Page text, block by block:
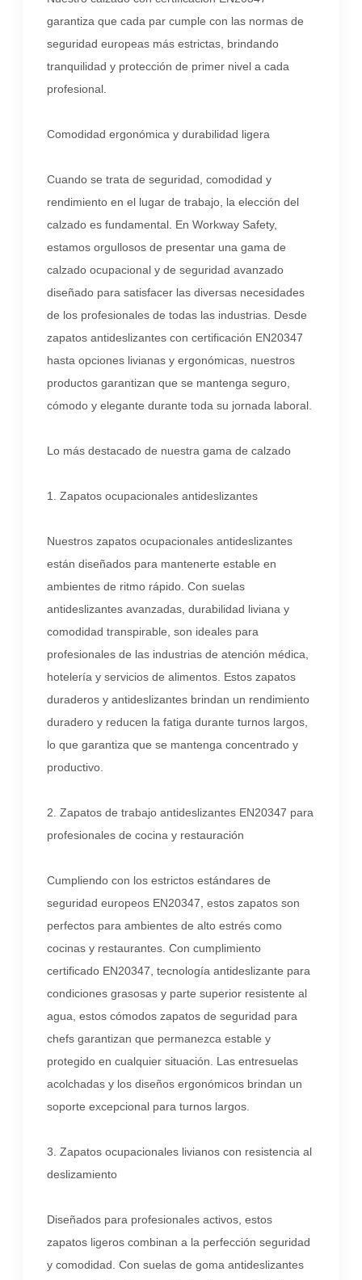
garantiza que cada par cumple con las normas de
seguridad europeas más estrictas, brindando
tranquilidad y protección de primer nivel a cada
profesional.
Comodidad ergonómica y durabilidad ligera
Cuando se trata de seguridad, comodidad y
rendimiento en el lugar de trabajo, la elección del
calzado es fundamental. En Workway Safety,
estamos orgullosos de presentar una gama de
calzado ocupacional y de seguridad avanzado
diseñado para satisfacer las diversas necesidades
de los profesionales de todas las industrias. Desde
zapatos antideslizantes con certificación EN20347
hasta opciones livianas y ergonómicas, nuestros
productos garantizan que se mantenga seguro,
cómodo y elegante durante toda su jornada laboral.
Lo más destacado de nuestra gama de calzado
1. Zapatos ocupacionales antideslizantes
Nuestros zapatos ocupacionales antideslizantes
están diseñados para mantenerte estable en
ambientes de ritmo rápido. Con suelas
antideslizantes avanzadas, durabilidad liviana y
comodidad transpirable, son ideales para
profesionales de las industrias de atención médica,
hotelería y servicios de alimentos. Estos zapatos
duraderos y antideslizantes brindan un rendimiento
duradero y reducen la fatiga durante turnos largos,
lo que garantiza que se mantenga concentrado y
productivo.
2. Zapatos de trabajo antideslizantes EN20347 para
profesionales de cocina y restauración
Cumpliendo con los estrictos estándares de
seguridad europeos EN20347, estos zapatos son
perfectos para ambientes de alto estrés como
cocinas y restaurantes. Con cumplimiento
certificado EN20347, tecnología antideslizante para
condiciones grasosas y parte superior resistente al
agua, estos cómodos zapatos de seguridad para
chefs garantizan que permanezca estable y
protegido en cualquier situación. Las entresuelas
acolchadas y los diseños ergonómicos brindan un
soporte excepcional para turnos largos.
3. Zapatos ocupacionales livianos con resistencia al
deslizamiento
Diseñados para profesionales activos, estos
zapatos ligeros combinan a la perfección seguridad
y comodidad. Con suelas de goma antideslizantes